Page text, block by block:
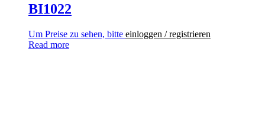
BI1022
Um Preise zu sehen, bitte einloggen / registrieren
Read more